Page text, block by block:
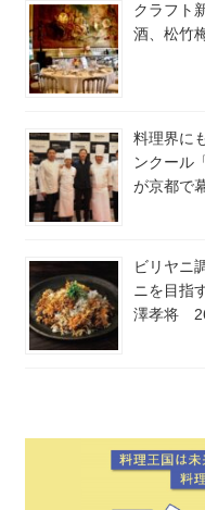
クラフト
酒、松竹
料理界に
ンクール
が京都で
ビリヤニ
ニを目指
澤孝将